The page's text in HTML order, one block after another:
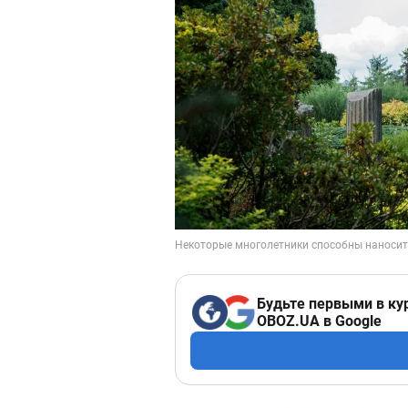
Будьте первыми в
OBOZ.UA в Google